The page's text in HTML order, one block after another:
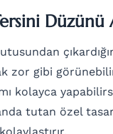
zor gibi
kolayca
tutan özel